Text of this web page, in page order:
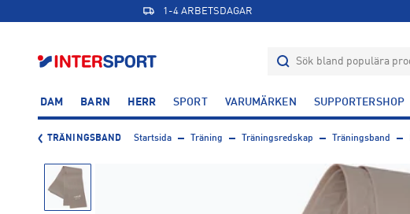
1-4 ARBETSDAGAR
DAM BARN HERR SPORT VARUMÄRKEN SUPPORTERSHOP
TRÄNINGSBAND Startsida Träning Träningsredskap Träningsband